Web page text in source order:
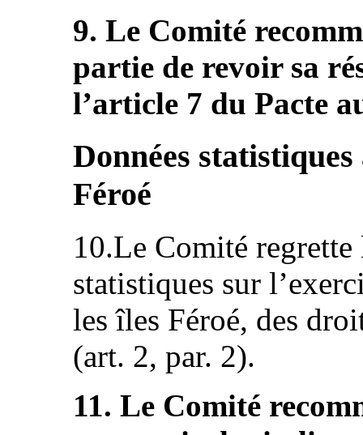
9. Le Comité
partie de revoir sa
l’article 7 du Pacte
Données
Féroé
10.Le Comité regrette
statistiques sur
les îles Féroé, des
(art. 2, par. 2).
11. Le Comité